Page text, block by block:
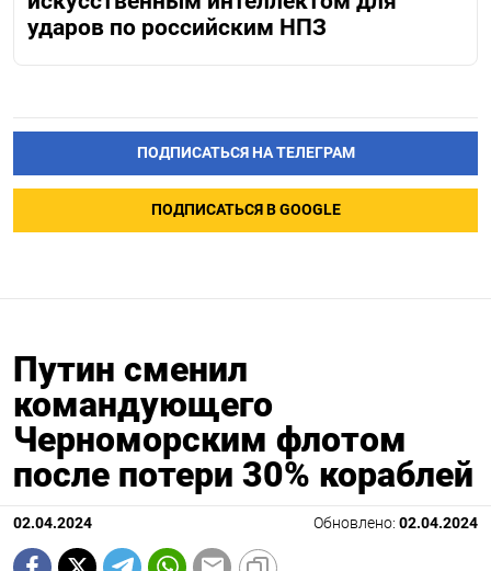
ударов по российским НПЗ
ПОДПИСАТЬСЯ НА ТЕЛЕГРАМ
ПОДПИСАТЬСЯ В GOOGLE
Путин сменил
командующего
Черноморским флотом
после потери 30% кораблей
02.04.2024 Обновлено: 02.04.2024